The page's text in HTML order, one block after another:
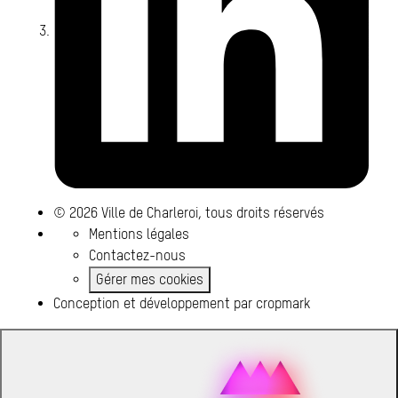
© 2026 Ville de Charleroi, tous droits réservés
Mentions légales
Contactez-nous
Gérer mes cookies
Conception et développement par cropmark